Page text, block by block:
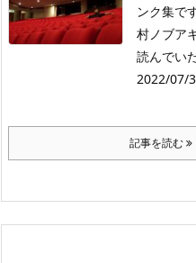
ンク集で
村ノブア
読んでい
2022/07/
記事を読む